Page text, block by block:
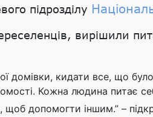
підрозділу
вирішили
домівки, кидати все, що
Кожна людина питає
допомогти іншим.” –